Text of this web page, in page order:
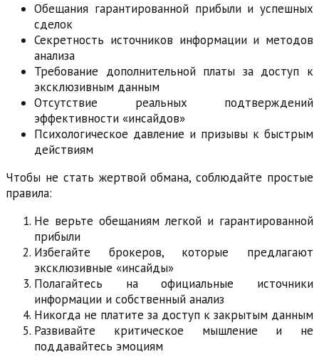
Обещания гарантированной прибыли и успешных
сделок
Секретность источников информации и методов
анализа
Требование дополнительной платы за доступ к
эксклюзивным данным
Отсутствие реальных подтверждений
эффективности «инсайдов»
Психологическое давление и призывы к быстрым
действиям
Чтобы не стать жертвой обмана, соблюдайте простые
правила:
Не верьте обещаниям легкой и гарантированной
прибыли
Избегайте брокеров, которые предлагают
эксклюзивные «инсайды»
Полагайтесь на официальные источники
информации и собственный анализ
Никогда не платите за доступ к закрытым данным
Развивайте критическое мышление и не
поддавайтесь эмоциям